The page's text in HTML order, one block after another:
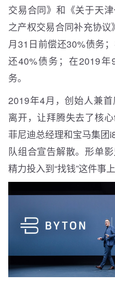
交易合同》和《关于天
之产权交易合同补充协
月31日前偿还30%债务
还40%债务；在2019
务。
2019年4月，创始人兼
离开，让拜腾失去了核
菲尼迪总经理和宝马集团
队组合宣告解散。形单
精力投入到“找钱”这件事上